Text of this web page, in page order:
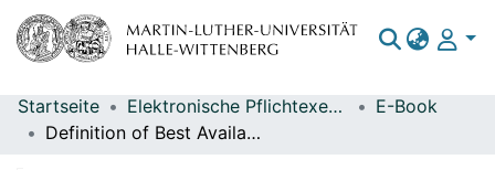
Bereiche & Sammlungen
Startseite Elektronische Pflichtexemplare
E-Book
Definition of Best Available Techniques (BAT) in Europe for surface treatment using organic solvents : final report / by Christian Tebert (Ökopol GmbH, Hamburg) ; on behalf of the German Environment Agency ; study performed by: Ökopol GmbH ; edited by: Section III 2.1 General Aspects, Chemical Industry, Combustion Plants Dr. Wolfgang Dubbert